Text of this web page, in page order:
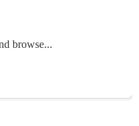
browse...